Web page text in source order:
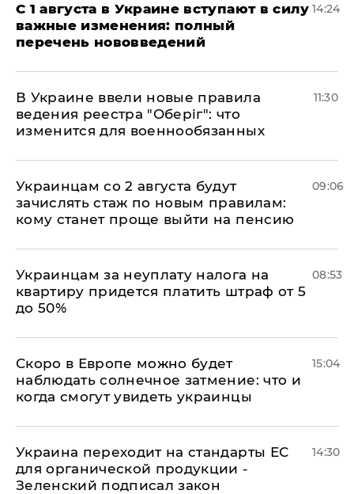
С 1 августа в Украине вступают в силу
важные изменения: полный
перечень нововведений
14:24
В Украине ввели новые правила
ведения реестра "Оберіг": что
изменится для военнообязанных
11:30
Украинцам со 2 августа будут
зачислять стаж по новым правилам:
кому станет проще выйти на пенсию
09:06
Украинцам за неуплату налога на
квартиру придется платить штраф от 5
до 50%
08:53
Скоро в Европе можно будет
наблюдать солнечное затмение: что и
когда смогут увидеть украинцы
15:04
Украина переходит на стандарты ЕС
для органической продукции -
Зеленский подписал закон
14:30